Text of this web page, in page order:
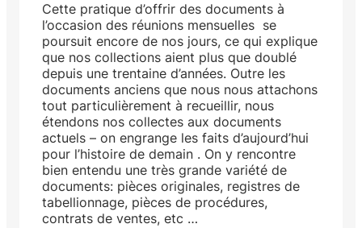
Cette pratique d’offrir des documents à
l’occasion des réunions mensuelles se
poursuit encore de nos jours, ce qui explique
que nos collections aient plus que doublé
depuis une trentaine d’années. Outre les
documents anciens que nous nous attachons
tout particulièrement à recueillir, nous
étendons nos collectes aux documents
actuels – on engrange les faits d’aujourd’hui
pour l’histoire de de­main . On y rencontre
bien entendu une très grande variété de
documents: pièces originales, registres de
tabellionnage, pièces de procédures,
contrats de ventes, etc …